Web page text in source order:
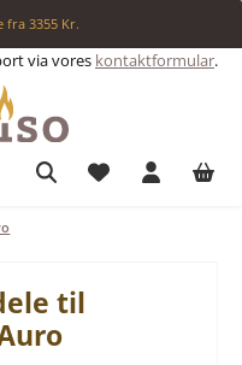
fra 3355 Kr.
via vores kontaktformular.
Du har 0
til